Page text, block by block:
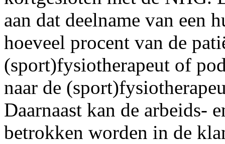
aan dat deelname van een
hoeveel procent van de
(sport)fysiotherapeut of
naar de
Daarnaast kan de arbeids-
betrokken worden in de